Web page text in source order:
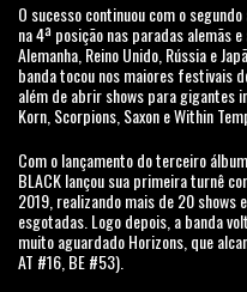
O sucesso continuou com o
na 4ª posição nas paradas alemãs
Alemanha, Reino Unido, Rússia e
banda tocou nos maiores festivais
além de abrir shows para gigantes
Korn, Scorpions, Saxon e Within
Com o lançamento do terceiro
BLACK lançou sua primeira turnê
2019, realizando mais de 20
esgotadas. Logo depois, a banda
muito aguardado Horizons, que
AT #16, BE #53).